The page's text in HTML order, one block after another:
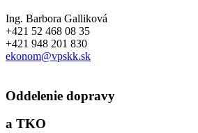
Ing. Barbora Galliková
+421 52 468 08 35
+421 948 201 830
ekonom@vpskk.sk
Oddelenie dopravy
a TKO